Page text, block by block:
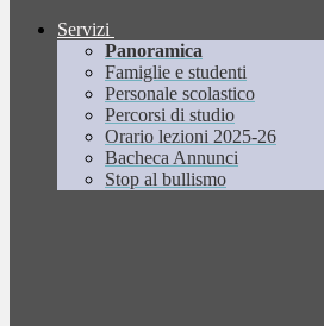
Servizi
Panoramica
Famiglie e studenti
Personale scolastico
Percorsi di studio
Orario lezioni 2025-26
Bacheca Annunci
Stop al bullismo